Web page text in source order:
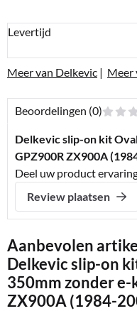
Levertijd
Meer van Delkevic | Meer
Beoordelingen (0)
Delkevic slip-on kit
GPZ900R ZX900A
Deel uw product
Review plaatsen
Aanbevolen
Delkevic slip-on
350mm zonder e-
ZX900A (1984-